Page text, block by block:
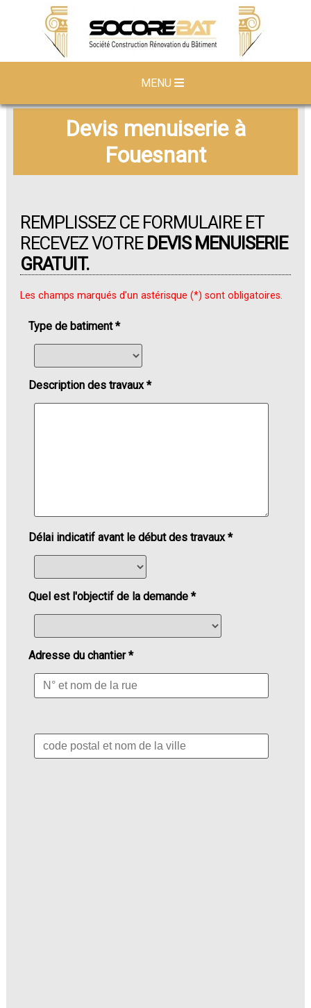
MENU
Devis menuiserie à
Fouesnant
REMPLISSEZ CE FORMULAIRE ET
RECEVEZ VOTRE DEVIS MENUISERIE
GRATUIT.
Les champs marqués d'un astérisque (*) sont obligatoires.
Type de batiment *
Description des travaux *
Délai indicatif avant le début des travaux *
Quel est l'objectif de la demande *
Adresse du chantier *